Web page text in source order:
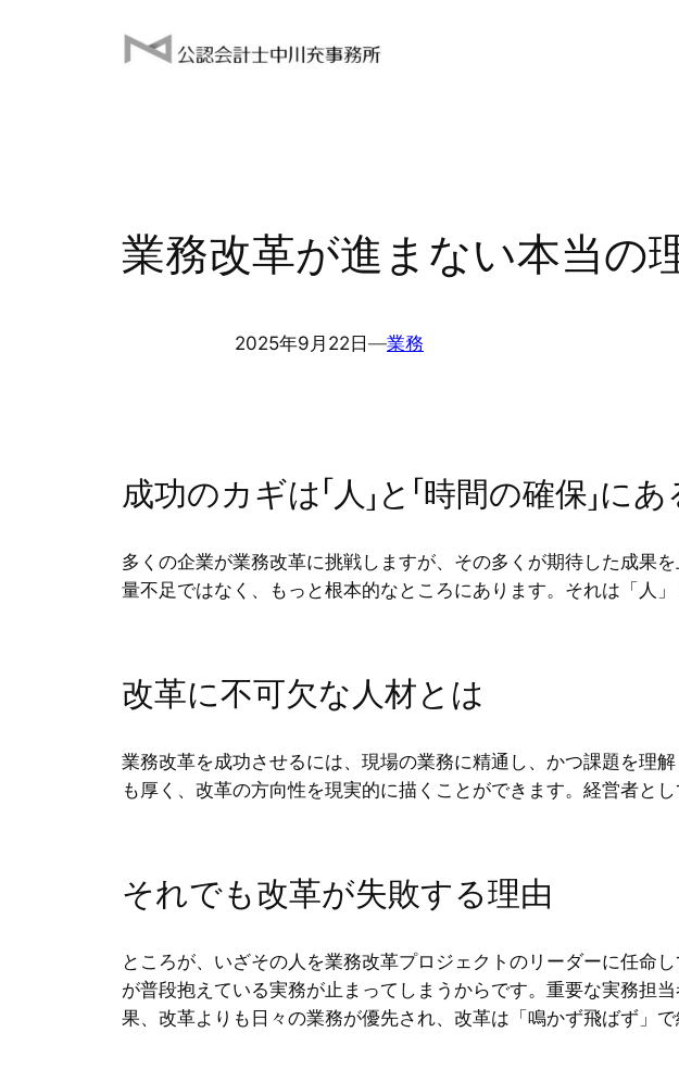
業務改革が進まない本当の
2025年9月22日―業務
成功のカギは「人」と「時間の確保」にあ
多くの企業が業務改革に挑戦しますが、その多くが期待した成果
量不足ではなく、もっと根本的なところにあります。それは「人」
改革に不可欠な人材とは
業務改革を成功させるには、現場の業務に精通し、かつ課題を理
も厚く、改革の方向性を現実的に描くことができます。経営者と
それでも改革が失敗する理由
ところが、いざその人を業務改革プロジェクトのリーダーに任命
が普段抱えている実務が止まってしまうからです。重要な実務担
果、改革よりも日々の業務が優先され、改革は「鳴かず飛ばず」で